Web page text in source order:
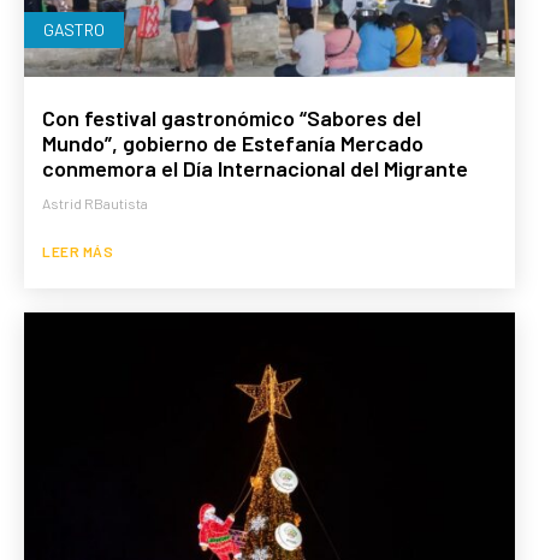
GASTRO
Con festival gastronómico “Sabores del
Mundo”, gobierno de Estefanía Mercado
conmemora el Día Internacional del Migrante
Astrid RBautista
LEER MÁS